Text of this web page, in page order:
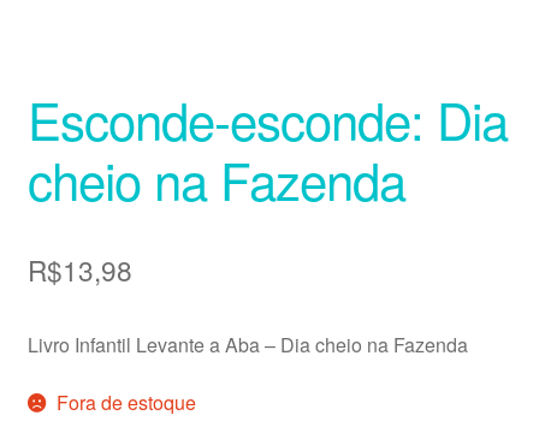
Esconde-esconde: Dia
cheio na Fazenda
R$13,98
Livro Infantil Levante a Aba – Dia cheio na Fazenda
Fora de estoque